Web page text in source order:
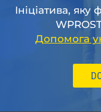
Ініціатива,
Допомога